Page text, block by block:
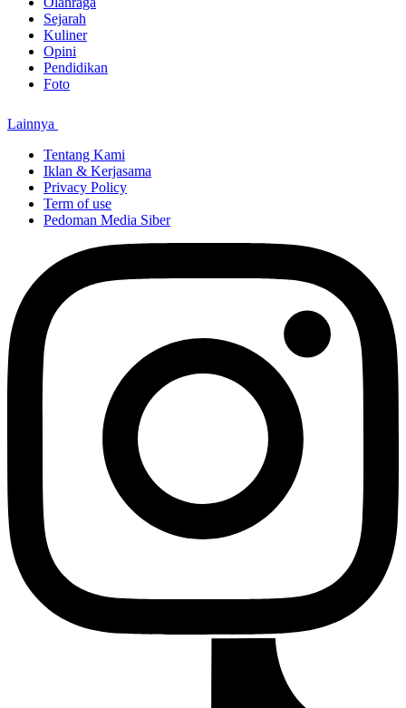
Sejarah
Kuliner
Opini
Pendidikan
Foto
Lainnya
Tentang Kami
Iklan & Kerjasama
Privacy Policy
Term of use
Pedoman Media Siber